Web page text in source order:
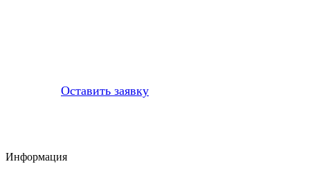
Оставить заявку
Информация